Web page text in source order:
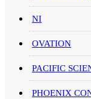
NI
OVATION
PACIFIC
PHOENIX